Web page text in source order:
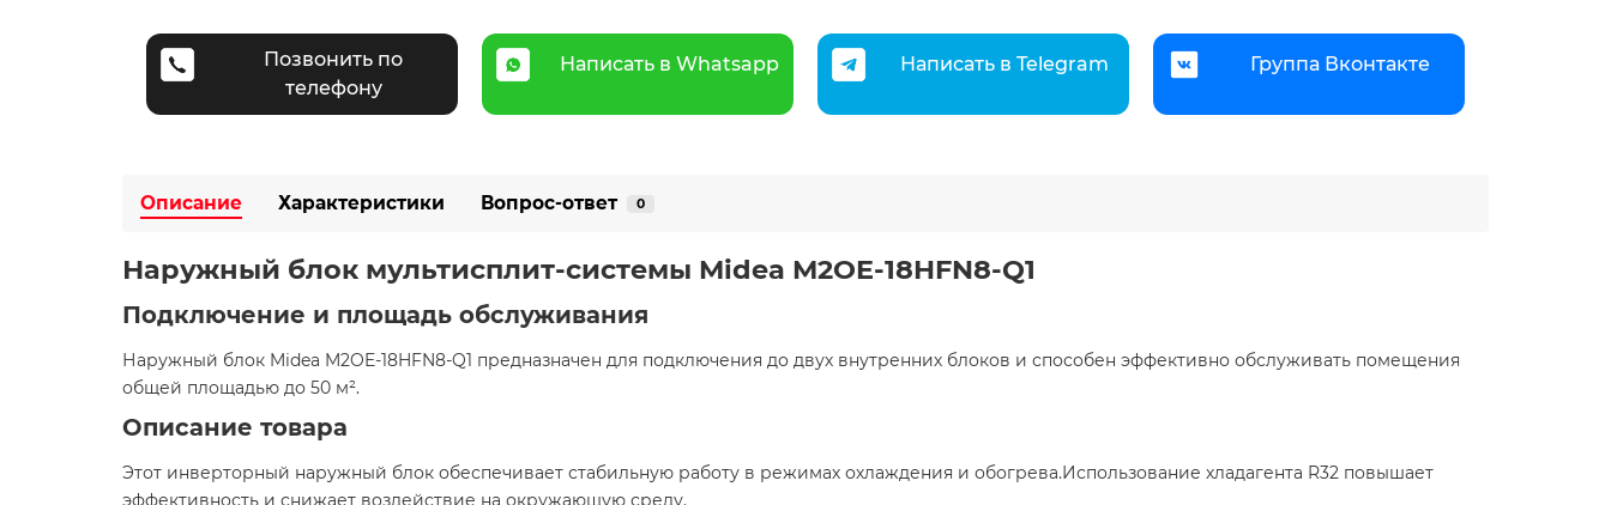
Позвонить по
телефону
Написать в Whatsapp Написать в Telegram Группа Вконтакте
Описание Характеристики Вопрос-ответ 0
Наружный блок мультисплит-системы Midea M2OE-18HFN8-Q1
Подключение и площадь обслуживания
Наружный блок Midea M2OE-18HFN8-Q1 предназначен для подключения до двух внутренних блоков и способен эффективно обслуживать помещения
общей площадью до 50 м².
Описание товара
Этот инверторный наружный блок обеспечивает стабильную работу в режимах охлаждения и обогрева.Использование хладагента R32 повышает
эффективность и снижает воздействие на окружающую среду. ​